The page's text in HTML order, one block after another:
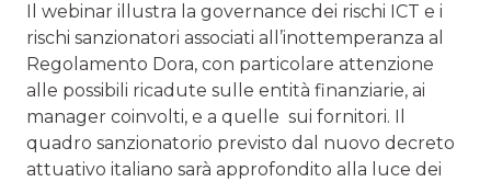
Il webinar illustra la governance dei rischi ICT e i
rischi sanzionatori associati all’inottemperanza al
Regolamento Dora, con particolare attenzione
alle possibili ricadute sulle entità finanziarie, ai
manager coinvolti, e a quelle sui fornitori. Il
quadro sanzionatorio previsto dal nuovo decreto
attuativo italiano sarà approfondito alla luce dei